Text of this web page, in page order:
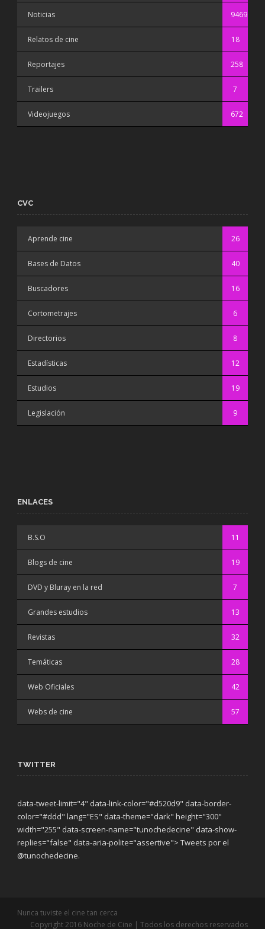
Noticias 9469
Relatos de cine 18
Reportajes 258
Trailers 7
Videojuegos 672
CVC
Aprende cine 26
Bases de Datos 40
Buscadores 16
Cortometrajes 6
Directorios 8
Estadísticas 12
Estudios 19
Legislación 9
ENLACES
B.S.O 11
Blogs de cine 19
DVD y Bluray en la red 7
Grandes estudios 13
Revistas 32
Temáticas 28
Web Oficiales 42
Webs de cine 57
TWITTER
data-tweet-limit="4" data-link-color="#d520d9" data-border-
color="#ddd" lang="ES" data-theme="dark" height="300"
width="255" data-screen-name="tunochedecine" data-show-
replies="false" data-aria-polite="assertive"> Tweets por el
@tunochedecine.
Nunca tuviste el cine tan cerca
Copyright 2016 Noche de Cine | Todos los derechos reservados